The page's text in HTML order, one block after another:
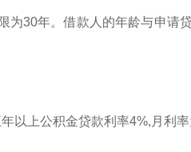
为30年。借款人的年龄与申
以上公积金贷款利率4%,月利